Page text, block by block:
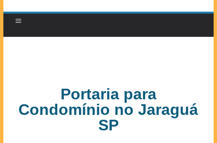
Portaria para
Condomínio no Jaraguá
SP